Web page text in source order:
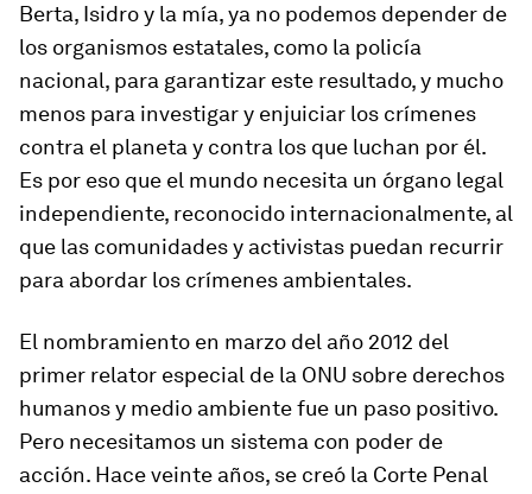
Berta, Isidro y la mía, ya no podemos depender de
los organismos estatales, como la policía
nacional, para garantizar este resultado, y mucho
menos para investigar y enjuiciar los crímenes
contra el planeta y contra los que luchan por él.
Es por eso que el mundo necesita un órgano legal
independiente, reconocido internacionalmente, al
que las comunidades y activistas puedan recurrir
para abordar los crímenes ambientales.
El nombramiento en marzo del año 2012 del
primer relator especial de la ONU sobre derechos
humanos y medio ambiente fue un paso positivo.
Pero necesitamos un sistema con poder de
acción. Hace veinte años, se creó la Corte Penal